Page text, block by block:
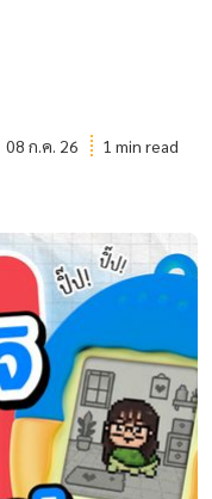
08 ก.ค. 26 1 min read